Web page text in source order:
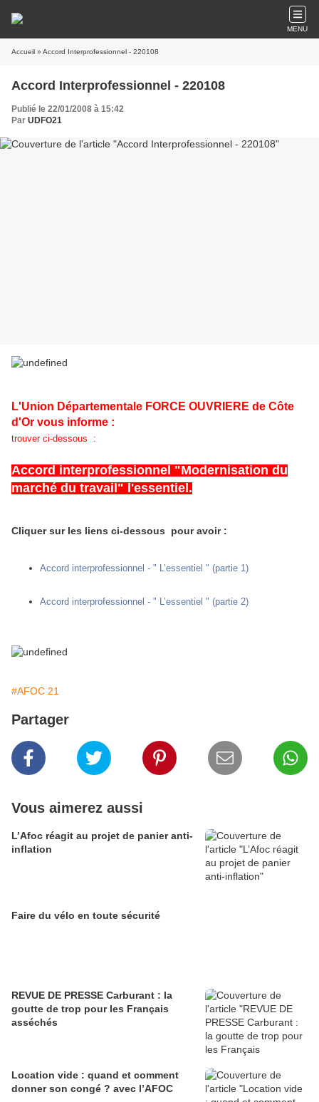
MENU
Accueil » Accord Interprofessionnel - 220108
Accord Interprofessionnel - 220108
Publié le 22/01/2008 à 15:42
Par UDFO21
L'Union Départementale FORCE OUVRIERE de Côte
d'Or vous informe :
trouver ci-dessous :
Accord interprofessionnel "Modernisation du
marché du travail" l'essentiel.
Cliquer sur les liens ci-dessous pour avoir :
Accord interprofessionnel - " L’essentiel " (partie 1)
Accord interprofessionnel - " L’essentiel " (partie 2)
#AFOC 21
Partager
Vous aimerez aussi
L’Afoc réagit au projet de panier anti-
inflation
Faire du vélo en toute sécurité
REVUE DE PRESSE Carburant : la
goutte de trop pour les Français
asséchés
Location vide : quand et comment
donner son congé ? avec l’AFOC